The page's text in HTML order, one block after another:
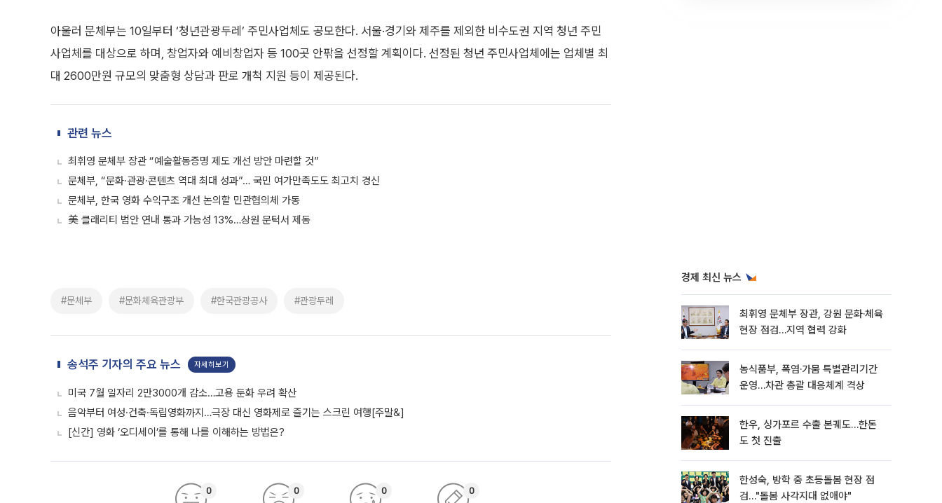
아울러 문체부는 10일부터 ‘청년관광두레’ 주민사업체도 공모한다. 서울·경기와 제주를 제외한 비수도권 지역 청년 주민
사업체를 대상으로 하며, 창업자와 예비창업자 등 100곳 안팎을 선정할 계획이다. 선정된 청년 주민사업체에는 업체별 최
대 2600만원 규모의 맞춤형 상담과 판로 개척 지원 등이 제공된다.
관련 뉴스
최휘영 문체부 장관 “예술활동증명 제도 개선 방안 마련할 것”
문체부, “문화·관광·콘텐츠 역대 최대 성과”… 국민 여가만족도도 최고치 경신
문체부, 한국 영화 수익구조 개선 논의할 민관협의체 가동
美 클래리티 법안 연내 통과 가능성 13%…상원 문턱서 제동
#문체부 #문화체육관광부 #한국관광공사 #관광두레
송석주 기자의 주요 뉴스 자세히보기
미국 7월 일자리 2만3000개 감소…고용 둔화 우려 확산
음악부터 여성·건축·독립영화까지…극장 대신 영화제로 즐기는 스크린 여행[주말&]
[신간] 영화 ‘오디세이’를 통해 나를 이해하는 방법은?
0 0 0 0
경제 최신 뉴스
최휘영 문체부 장관, 강원 문화·체육
현장 점검…지역 협력 강화
농식품부, 폭염·가뭄 특별관리기간
운영…차관 총괄 대응체계 격상
한우, 싱가포르 수출 본궤도…한돈
도 첫 진출
한성숙, 방학 중 초등돌봄 현장 점
검…"돌봄 사각지대 없애야"